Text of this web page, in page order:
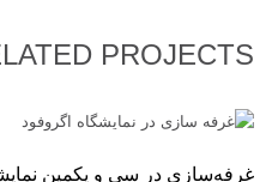
PROJECTS
غرفه‌سازی در سی و یکمین